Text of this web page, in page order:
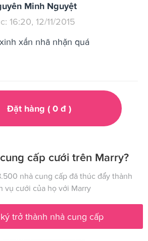
Minh Nguyệt
16:20, 12/11/2015
xắn nhã nhặn quá
Đặt hàng ( 0đ )
cấp cưới trên Marry?
nhà cung cấp đã thúc đẩy thành
vụ cưới của họ với Marry
trở thành nhà cung cấp